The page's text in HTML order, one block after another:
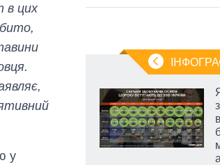
в цих
у
тарифи
воду у